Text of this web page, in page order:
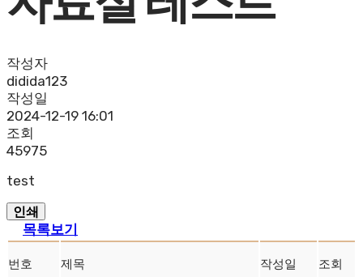
작성자
didida123
작성일
2024-12-19 16:01
조회
45975
test
인쇄
목록보기
번호 제목 작성일 조회